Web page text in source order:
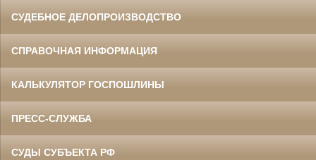
СУДЕБНОЕ ДЕЛОПРОИЗВОДСТВО
СПРАВОЧНАЯ ИНФОРМАЦИЯ
КАЛЬКУЛЯТОР ГОСПОШЛИНЫ
ПРЕСС-СЛУЖБА
СУДЫ СУБЪЕКТА РФ